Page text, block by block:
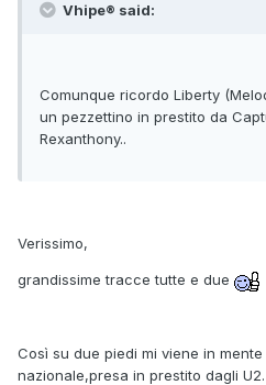
Vhipe® said:
Comunque ricordo Liberty
un pezzettino in prestito da
Rexanthony..
Verissimo,
grandissime tracce tutte e due
Così su due piedi mi viene in mente
nazionale,presa in prestito dagli U2.